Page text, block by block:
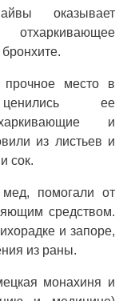
оказывает
место в
ее
и
из листьев и
сок.
помогали от
средством.
и запоре,
из раны.
монахиня и